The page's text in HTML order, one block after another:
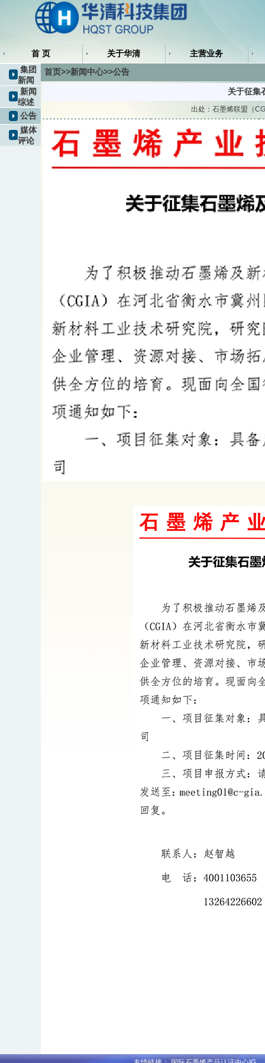
首 页 关于华清 主营业务
集团
新闻
新闻
综述
公告
媒体
评论
首页>>新闻中心>>公告
关于征集
出处：石墨烯联盟